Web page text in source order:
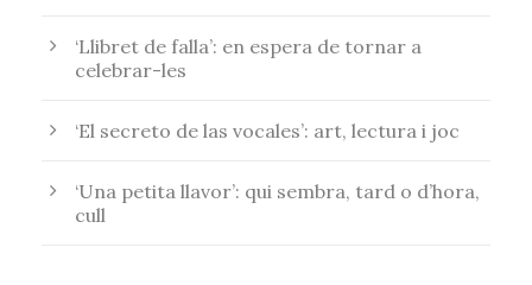
‘Llibret de falla’: en espera de tornar a
celebrar-les
‘El secreto de las vocales’: art, lectura i joc
‘Una petita llavor’: qui sembra, tard o d’hora,
cull